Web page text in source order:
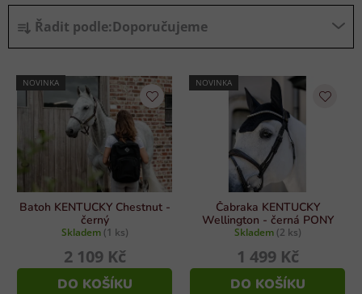
Ř
a
z
e
n
o
Řadit podle:Doporučujeme
V
ý
p
u
NOVINKA
Batoh KENTUCKY Chestnut -
černý
Skladem (1 ks)
2 109 Kč
DO KOŠÍKU
NOVINKA
Čabraka KENTUCKY
Wellington - černá PONY
Skladem (2 ks)
1 499 Kč
DO KOŠÍKU